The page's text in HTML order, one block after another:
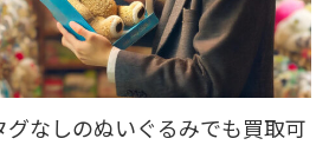
なしのぬいぐるみでも買取可